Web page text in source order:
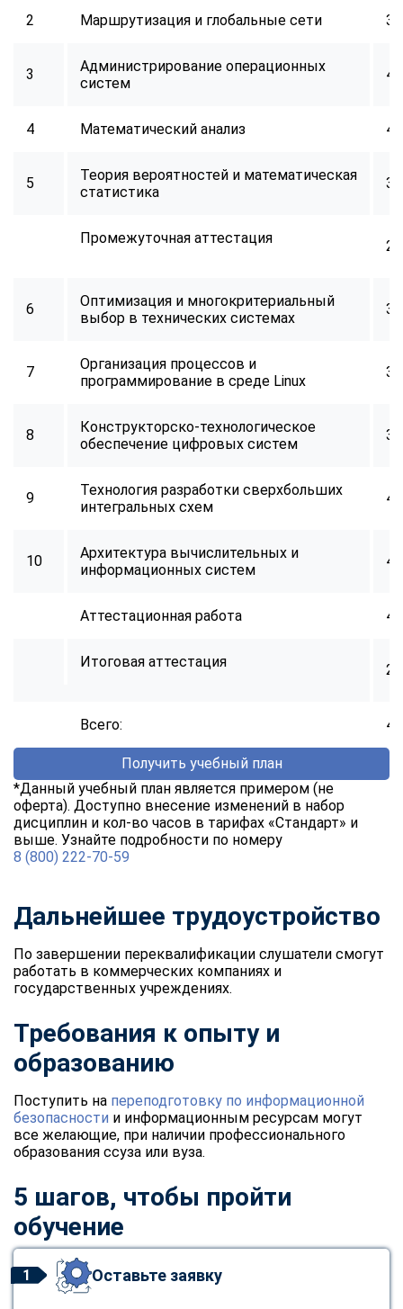
2 Маршрутизация и глобальные сети 32
3
Администрирование операционных
систем
40
4 Математический анализ 40
5
Теория вероятностей и математическая
статистика
32
Промежуточная аттестация 2
6
Оптимизация и многокритериальный
выбор в технических системах
34
7
Организация процессов и
программирование в среде Linux
32
8
Конструкторско-технологическое
обеспечение цифровых систем
34
9
Технология разработки сверхбольших
интегральных схем
40
10
Архитектура вычислительных и
информационных систем
40
Аттестационная работа 40
Итоговая аттестация 2
Всего:
Получить учебный план
*Данный учебный план является примером (не
оферта). Доступно внесение изменений в набор
дисциплин и кол-во часов в тарифах «Стандарт» и
выше. Узнайте подробности по номеру
8 (800) 222-70-59
Дальнейшее трудоустройство
По завершении переквалификации слушатели смогут
работать в коммерческих компаниях и
государственных учреждениях.
Требования к опыту и
образованию
Поступить на переподготовку по информационной
безопасности и информационным ресурсам могут
все желающие, при наличии профессионального
образования ссуза или вуза.
5 шагов, чтобы пройти
обучение
1 Оставьте заявку